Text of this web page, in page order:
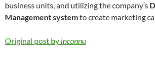
business units, and utilizing the company’s
Management systemto create marketing
Original post by inconnu